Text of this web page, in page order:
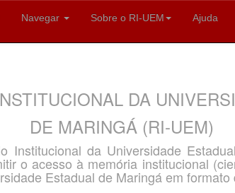
Navegar Sobre o RI-UEM Ajuda
DA
DE MARINGÁ (RI-UEM)
Institucional da Universidade
o acesso à memória institucional
Estadual de Maringá em formato